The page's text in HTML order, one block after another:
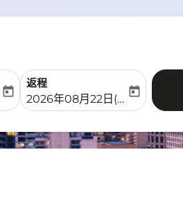
date-aria-label
)
today
返程
fc-booking-return-date-
2026年08月22日(周六)
today